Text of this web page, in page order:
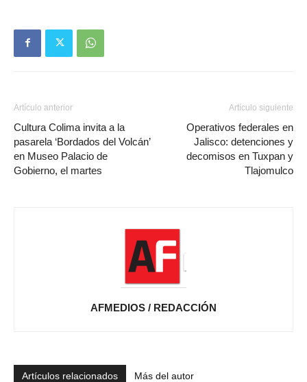
Artículo anterior
Cultura Colima invita a la
pasarela ‘Bordados del Volcán’
en Museo Palacio de
Gobierno, el martes
Artículo siguiente
Operativos federales en
Jalisco: detenciones y
decomisos en Tuxpan y
Tlajomulco
AFMEDIOS / REDACCIÓN
Artículos relacionados Más del autor